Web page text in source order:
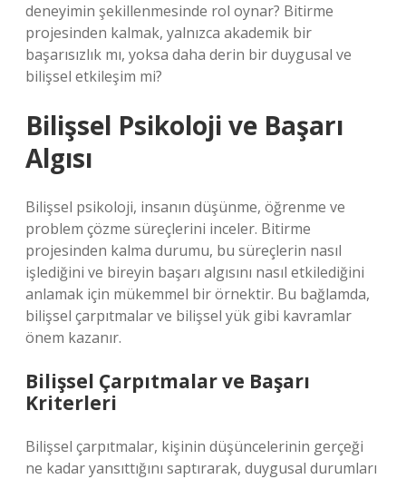
deneyimin şekillenmesinde rol oynar? Bitirme
projesinden kalmak, yalnızca akademik bir
başarısızlık mı, yoksa daha derin bir duygusal ve
bilişsel etkileşim mi?
Bilişsel Psikoloji ve Başarı
Algısı
Bilişsel psikoloji, insanın düşünme, öğrenme ve
problem çözme süreçlerini inceler. Bitirme
projesinden kalma durumu, bu süreçlerin nasıl
işlediğini ve bireyin başarı algısını nasıl etkilediğini
anlamak için mükemmel bir örnektir. Bu bağlamda,
bilişsel çarpıtmalar ve bilişsel yük gibi kavramlar
önem kazanır.
Bilişsel Çarpıtmalar ve Başarı
Kriterleri
Bilişsel çarpıtmalar, kişinin düşüncelerinin gerçeği
ne kadar yansıttığını saptırarak, duygusal durumları